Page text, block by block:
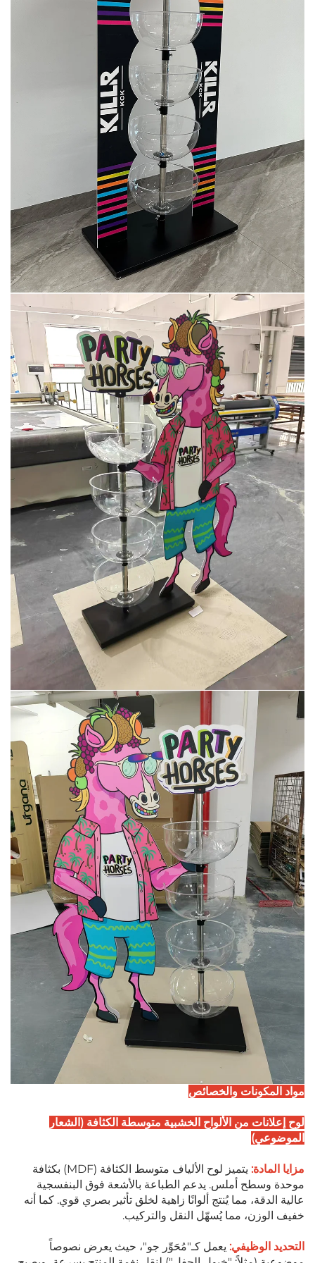
مواد المكونات والخصائص
لوح إعلانات من الألواح الخشبية متوسطة الكثافة (الشعار
الموضوعي)
مزايا المادة:
يتميز لوح الألياف متوسط الكثافة (MDF) بكثافة
موحدة وسطح أملس. يدعم الطباعة بالأشعة فوق البنفسجية
عالية الدقة، مما يُنتج ألوانًا زاهية لخلق تأثير بصري قوي. كما أنه
خفيف الوزن، مما يُسهّل النقل والتركيب.
التحديد الوظيفي: يعمل كـ"مُحَوِّر جو"، حيث يعرض نصوصاً